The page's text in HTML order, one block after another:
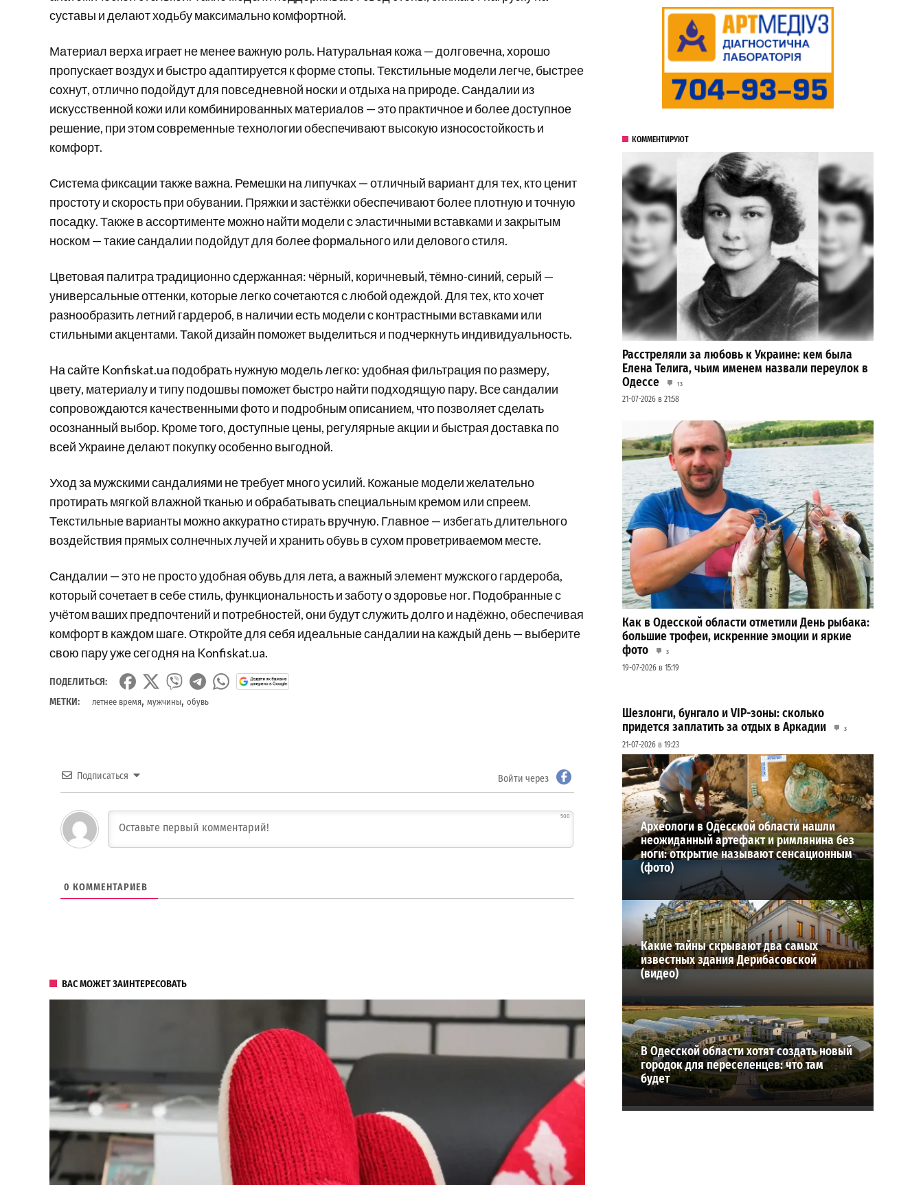
суставы и делают ходьбу максимально комфортной.
Материал верха играет не менее важную роль. Натуральная кожа — долговечна, хорошо
пропускает воздух и быстро адаптируется к форме стопы. Текстильные модели легче, быстрее
сохнут, отлично подойдут для повседневной носки и отдыха на природе. Сандалии из
искусственной кожи или комбинированных материалов — это практичное и более доступное
решение, при этом современные технологии обеспечивают высокую износостойкость и
комфорт.
Система фиксации также важна. Ремешки на липучках — отличный вариант для тех, кто ценит
простоту и скорость при обувании. Пряжки и застёжки обеспечивают более плотную и точную
посадку. Также в ассортименте можно найти модели с эластичными вставками и закрытым
носком — такие сандалии подойдут для более формального или делового стиля.
Цветовая палитра традиционно сдержанная: чёрный, коричневый, тёмно-синий, серый —
универсальные оттенки, которые легко сочетаются с любой одеждой. Для тех, кто хочет
разнообразить летний гардероб, в наличии есть модели с контрастными вставками или
стильными акцентами. Такой дизайн поможет выделиться и подчеркнуть индивидуальность.
На сайте Konfiskat.ua подобрать нужную модель легко: удобная фильтрация по размеру,
цвету, материалу и типу подошвы поможет быстро найти подходящую пару. Все сандалии
сопровождаются качественными фото и подробным описанием, что позволяет сделать
осознанный выбор. Кроме того, доступные цены, регулярные акции и быстрая доставка по
всей Украине делают покупку особенно выгодной.
Уход за мужскими сандалиями не требует много усилий. Кожаные модели желательно
протирать мягкой влажной тканью и обрабатывать специальным кремом или спреем.
Текстильные варианты можно аккуратно стирать вручную. Главное — избегать длительного
воздействия прямых солнечных лучей и хранить обувь в сухом проветриваемом месте.
Сандалии — это не просто удобная обувь для лета, а важный элемент мужского гардероба,
который сочетает в себе стиль, функциональность и заботу о здоровье ног. Подобранные с
учётом ваших предпочтений и потребностей, они будут служить долго и надёжно, обеспечивая
комфорт в каждом шаге. Откройте для себя идеальные сандалии на каждый день — выберите
свою пару уже сегодня на Konfiskat.ua.
ПОДЕЛИТЬСЯ:
МЕТКИ:
летнее время, мужчины, обувь
Подписаться Войти через
500
0 КОММЕНТАРИЕВ
ВАС МОЖЕТ ЗАИНТЕРЕСОВАТЬ
КОММЕНТИРУЮТ
Расстреляли за любовь к Украине: кем была
Елена Телига, чьим именем назвали переулок в
Одессе
13
21-07-2026 в 21:58
Как в Одесской области отметили День рыбака:
большие трофеи, искренние эмоции и яркие
фото
3
19-07-2026 в 15:19
Шезлонги, бунгало и VIP-зоны: сколько
придется заплатить за отдых в Аркадии
3
21-07-2026 в 19:23
ВИБОР РЕДАКЦИИ
Археологи в Одесской области нашли
неожиданный артефакт и римлянина без
ноги: открытие называют сенсационным
(фото)
Какие тайны скрывают два самых
известных здания Дерибасовской
(видео)
В Одесской области хотят создать новый
городок для переселенцев: что там
будет